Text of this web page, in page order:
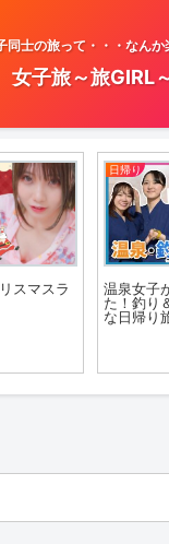
同士の旅って・・・なん
女子旅～旅GIRL
スマスラ
日帰り
温泉女子
た！釣り
な日帰り